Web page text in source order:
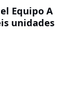
Equipo A
unidades